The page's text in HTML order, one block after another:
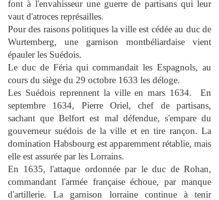
font à l'envahisseur une guerre de partisans qui leur
vaut d'atroces représailles.
Pour des raisons politiques la ville est cédée au duc de
Wurtemberg, une garnison montbéliardaise vient
épauler les Suédois.
Le duc de Féria qui commandait les Espagnols, au
cours du siège du 29 octobre 1633 les déloge.
Les Suédois reprennent la ville en mars 1634.
En
septembre 1634, Pierre Oriel, chef de partisans,
sachant que Belfort est mal défendue, s'empare du
gouverneur suédois de la ville et en tire rançon. La
domination Habsbourg est apparemment rétablie, mais
elle est assurée par les Lorrains.
En 1635, l'attaque ordonnée par le duc de Rohan,
commandant l'armée française échoue, par manque
d'artillerie. La garnison lorraine continue à tenir